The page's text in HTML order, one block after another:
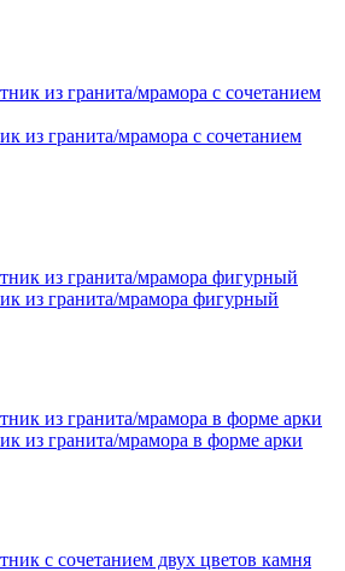
из гранита/мрамора с сочетанием
из гранита/мрамора фигурный
из гранита/мрамора в форме арки